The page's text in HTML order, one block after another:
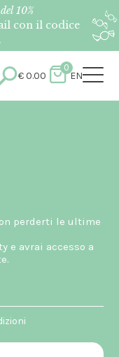
10%
con il codice
€0.00
0
EN
perderti le ultime
e avrai accesso a